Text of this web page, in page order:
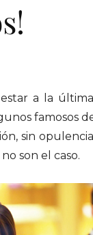
a la
famosos
sin
son el caso.